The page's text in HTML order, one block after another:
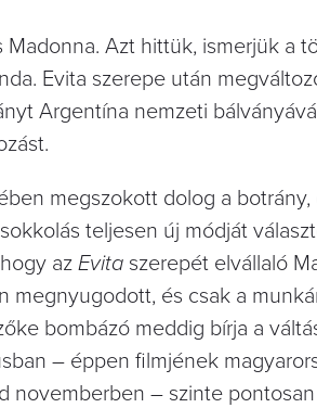
Madonna. Azt hittük, ismerjük
Evita szerepe után
Argentína nemzeti
megszokott dolog a
teljesen új módját
az Evita szerepét elvállaló
megnyugodott, és csak a
bombázó meddig bírja a
– éppen filmjének
novemberben – szinte